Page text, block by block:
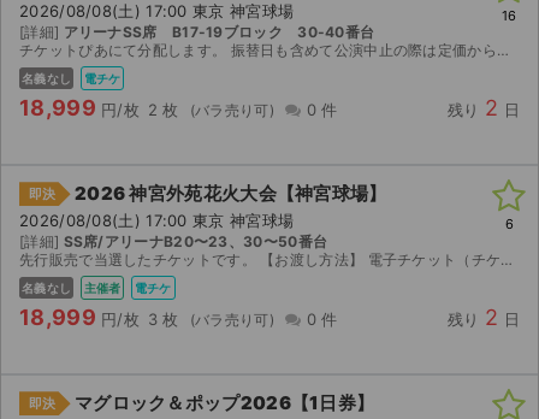
2026/08/08(土) 17:00 東京 神宮球場
[詳細] アリーナSS席 B17-19ブロック 30-40番台
チケットぴあにて分配します。 振替日も含めて公演中止の際は定価から手数料を差し引いて返金いたします。
名義なし 電チケ
18,999 円/枚 2 枚 0 件 残り 2 日
16
即決 2026 神宮外苑花火大会【神宮球場】
2026/08/08(土) 17:00 東京 神宮球場
[詳細] SS席/アリーナB20〜23、30〜50番台
先行販売で当選したチケットです。 【お渡し方法】 電子チケット（チケットぴあ）にて分配いたします。 購入後24時間以内に取引連絡にてURLをお送りします。 公演日を待たずに、受取次第チケットジ...
名義なし 主催者 電チケ
18,999 円/枚 3 枚 0 件 残り 2 日
6
即決 マグロック＆ポップ2026【1日券】